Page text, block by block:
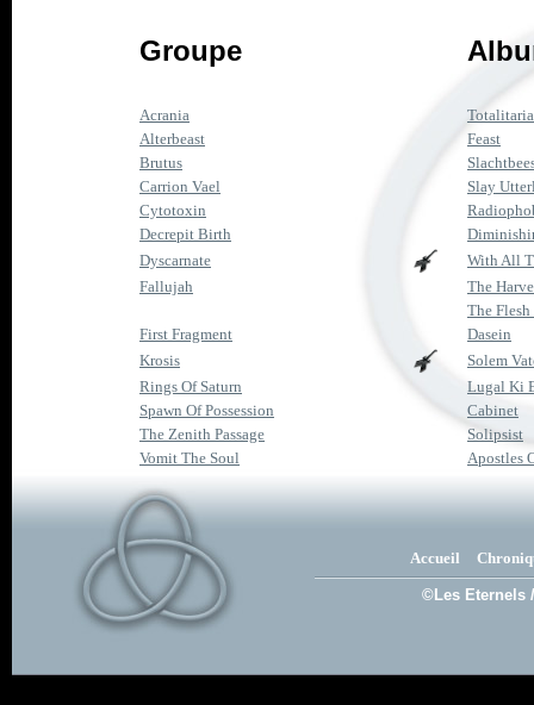
Groupe
Acrania
Alterbeast
Feast
Brutus
Carrion Vael
Slay
Cytotoxin
Decrepit Birth
Dyscarnate
With All
Fallujah
The
The
First Fragment
Dasein
Krosis
Solem
Rings Of Saturn
Lugal Ki
Spawn Of Possession
Cabinet
The Zenith Passage
Solipsist
Vomit The Soul
Apostles
Accueil
©Les Eternels